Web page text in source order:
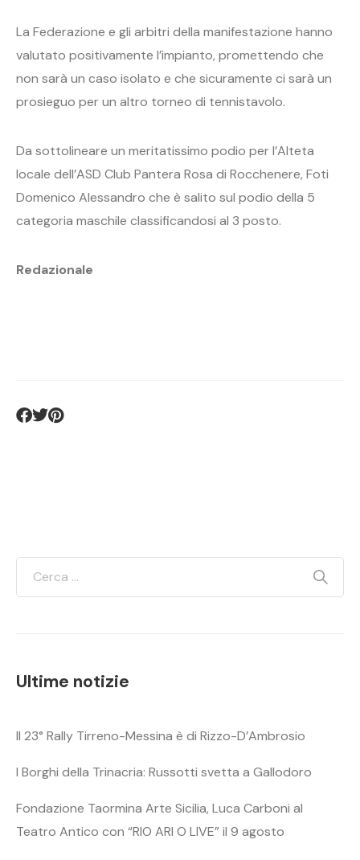
La Federazione e gli arbitri della manifestazione hanno
valutato positivamente l’impianto, promettendo che
non sarà un caso isolato e che sicuramente ci sarà un
prosieguo per un altro torneo di tennistavolo.
Da sottolineare un meritatissimo podio per l’Alteta
locale dell’ASD Club Pantera Rosa di Rocchenere, Foti
Domenico Alessandro che è salito sul podio della 5
categoria maschile classificandosi al 3 posto.
Redazionale
Ultime notizie
Il 23° Rally Tirreno-Messina è di Rizzo-D’Ambrosio
I Borghi della Trinacria: Russotti svetta a Gallodoro
Fondazione Taormina Arte Sicilia, Luca Carboni al
Teatro Antico con “RIO ARI O LIVE” il 9 agosto